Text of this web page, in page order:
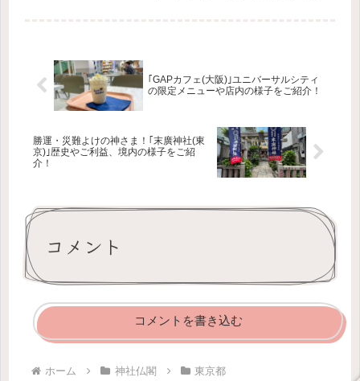
｢GAPカフェ(大阪)｣ユニバーサルシティ
の限定メニューや店内の様子をご紹介！
勝運・災難よけの神さま！｢末廣神社(東
京)｣歴史やご利益、境内の様子をご紹
介！
コメント
コメントを書き込む
ホーム 神社仏閣 東京都